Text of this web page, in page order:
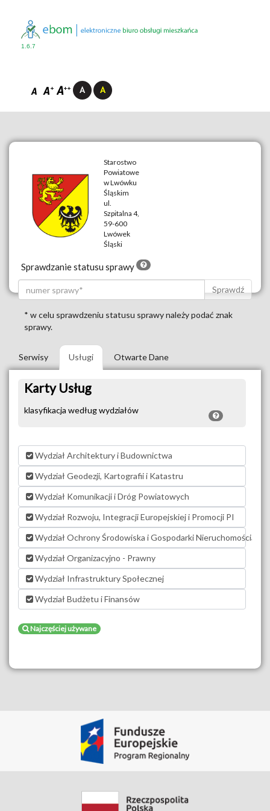
1.6.7
Starostwo
Powiatowe
w Lwówku
Śląskim
ul.
Szpitalna 4,
59-600
Lwówek
Śląski
Sprawdzanie statusu sprawy
Sprawdź
* w celu sprawdzeniu statusu sprawy należy podać znak
sprawy.
Serwisy Usługi Otwarte Dane
Karty Usług
klasyfikacja według wydziałów
Wydział Architektury i Budownictwa
Wydział Geodezji, Kartografii i Katastru
Wydział Komunikacji i Dróg Powiatowych
Wydział Rozwoju, Integracji Europejskiej i Promocji PI
Wydział Ochrony Środowiska i Gospodarki Nieruchomościami
Wydział Organizacyjno - Prawny
Wydział Infrastruktury Społecznej
Wydział Budżetu i Finansów
Najczęściej używane